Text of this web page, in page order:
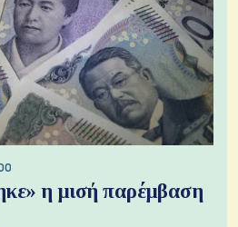
η μισή παρέμβαση